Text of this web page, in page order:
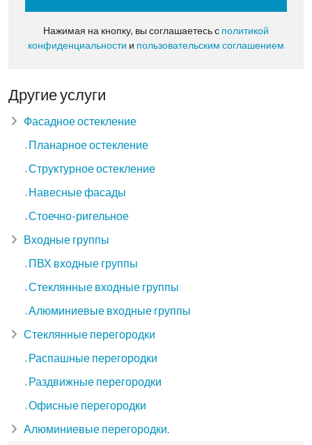
Другие услуги
Фасадное остекление
Планарное остекление
Структурное остекление
Навесные фасады
Стоечно-ригельное
Входные группы
ПВХ входные группы
Стеклянные входные группы
Алюминиевые входные группы
Стеклянные перегородки
Распашные перегородки
Раздвижные перегородки
Офисные перегородки
Алюминиевые перегородки.
Нажимая на кнопку, вы соглашаетесь с политикой
конфиденциальности и пользовательским соглашением